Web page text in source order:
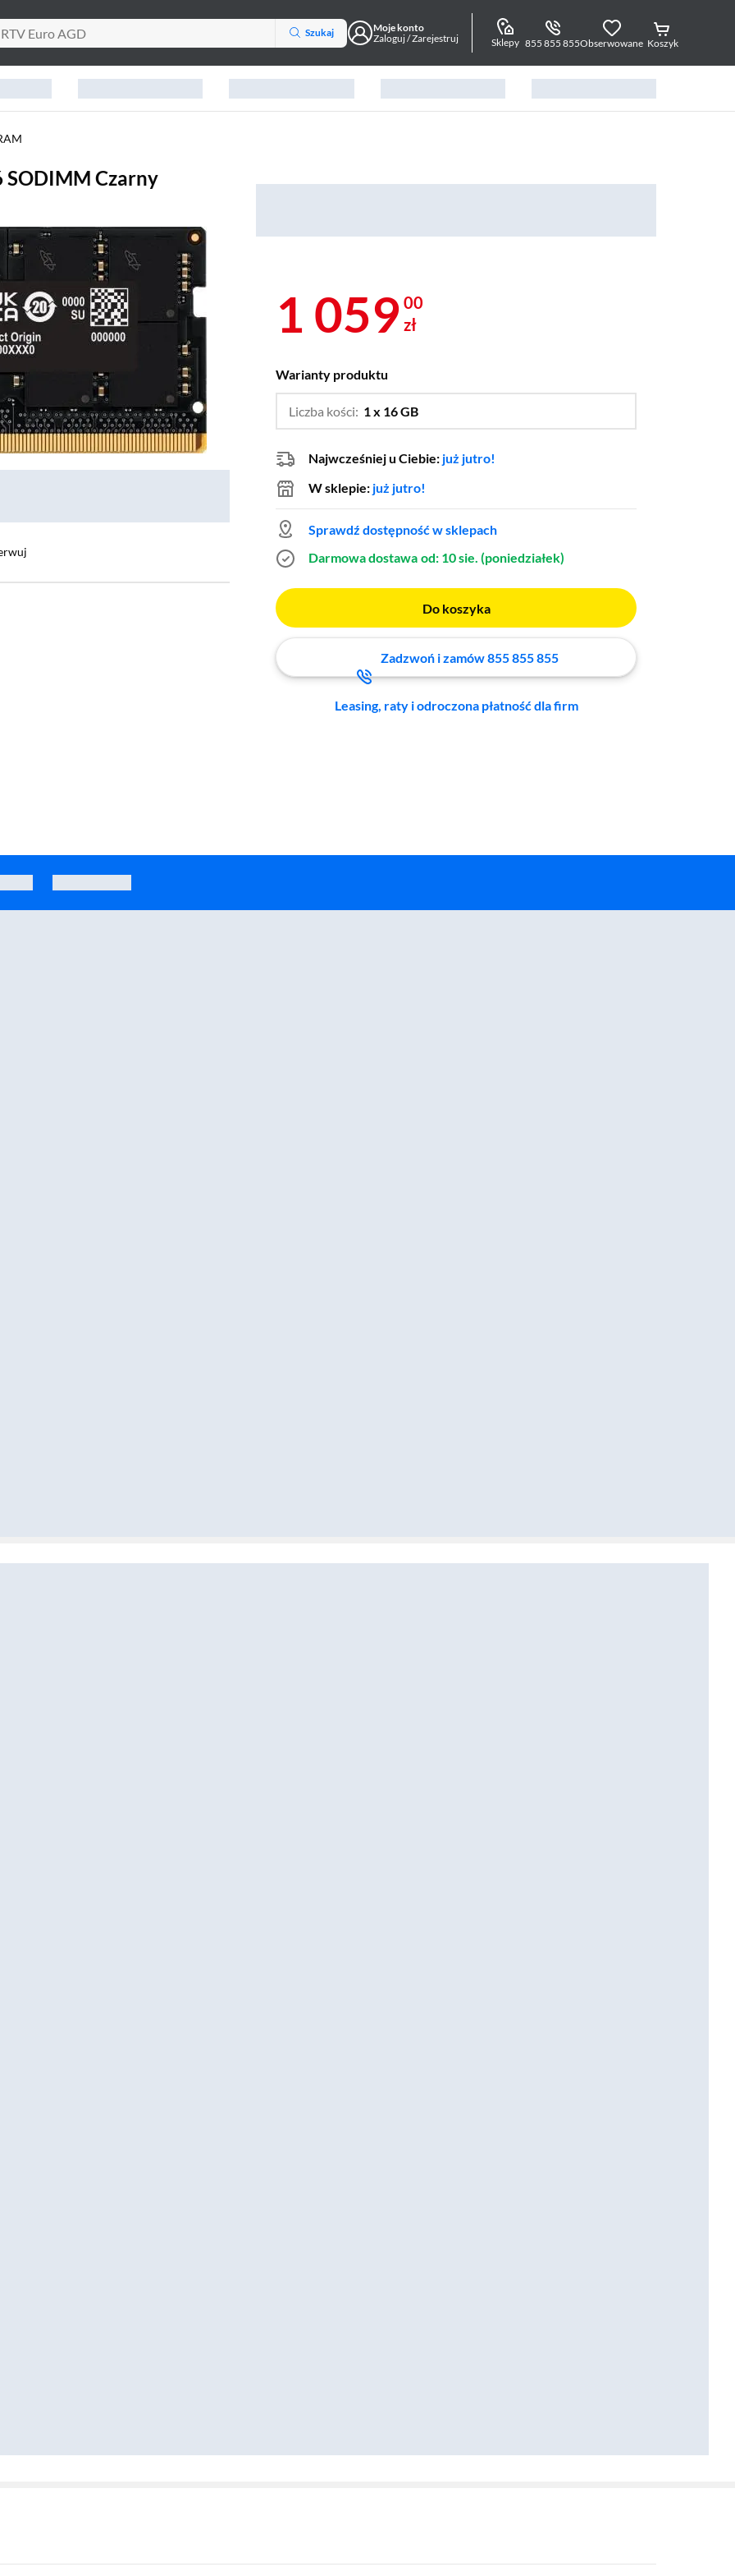
Szukaj
Moje konto
Zaloguj / Zarejestruj
Sklepy 855 855 855Obserwowane Koszyk
SODIMM Czarny
1 059 00
zł
Warianty produktu
Liczba kości: 1 x 16 GB
Najwcześniej u Ciebie: już jutro!
W sklepie: już jutro!
Sprawdź dostępność w sklepach
Darmowa dostawa od: 10 sie. (poniedziałek)
Do koszyka
Zadzwoń i zamów 855 855 855
Leasing, raty i odroczona płatność dla firm